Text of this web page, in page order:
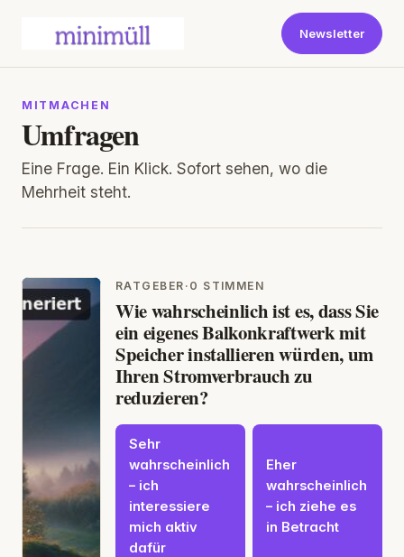
Newsletter
MITMACHEN
Umfragen
Eine Frage. Ein Klick. Sofort sehen, wo die
Mehrheit steht.
RATGEBER · 0 STIMMEN
Wie wahrscheinlich ist es, dass Sie
ein eigenes Balkonkraftwerk mit
Speicher installieren würden, um
Ihren Stromverbrauch zu
reduzieren?
Sehr
wahrscheinlich
– ich
interessiere
mich aktiv
dafür
Eher
wahrscheinlich
– ich ziehe es
in Betracht